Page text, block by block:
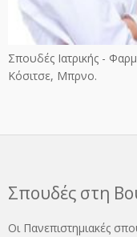
Σπουδές Ιατρικής -
Κόσιτσε, Μπρνο.
Σπουδές στη
Οι Πανεπιστημιακές